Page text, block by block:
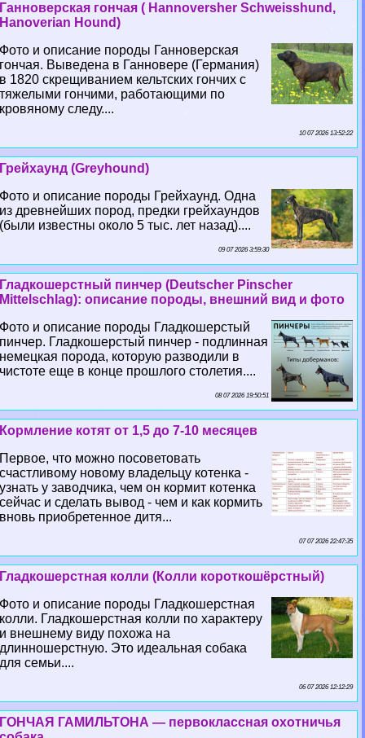
Ганноверская гончая ( Hannoversher Schweisshund,
Hanoverian Hound)
Фото и описание породы Ганноверская
гончая. Выведена в Ганновере (Германия)
в 1820 скрещиванием кельтских гончих с
тяжелыми гончими, работающими по
кровяному следу....
10 07 2026 13:52:22
Грейхаунд (Greyhound)
Фото и описание породы Грейхаунд. Одна
из древнейших пород, предки грейхаундов
(были известны около 5 тыс. лет назад)....
09 07 2026 3:59:30
Гладкошерстный пинчер (Deutscher Pinscher
Mittelschlag): описание породы, внешний вид и фото
Фото и описание породы Гладкошерстый
пинчер. Гладкошерстый пинчер - подлинная
немецкая порода, которую разводили в
чистоте еще в конце прошлого столетия....
08 07 2026 19:50:51
Кормление котят от 1,5 до 7-10 месяцев
Первое, что можно посоветовать
счастливому новому владельцу котенка -
узнать у заводчика, чем он кормит котенка
сейчас и сделать вывод - чем и как кормить
вновь приобретенное дитя...
07 07 2026 22:47:35
Гладкошерстная колли (Колли короткошёрстный)
Фото и описание породы Гладкошерстная
колли. Гладкошерстная колли по хаpaктеру
и внешнему виду похожа на
длинношерстную. Это идеальная собака
для семьи....
06 07 2026 12:12:29
ГОНЧАЯ ГАМИЛЬТОНА — первоклассная охотничья